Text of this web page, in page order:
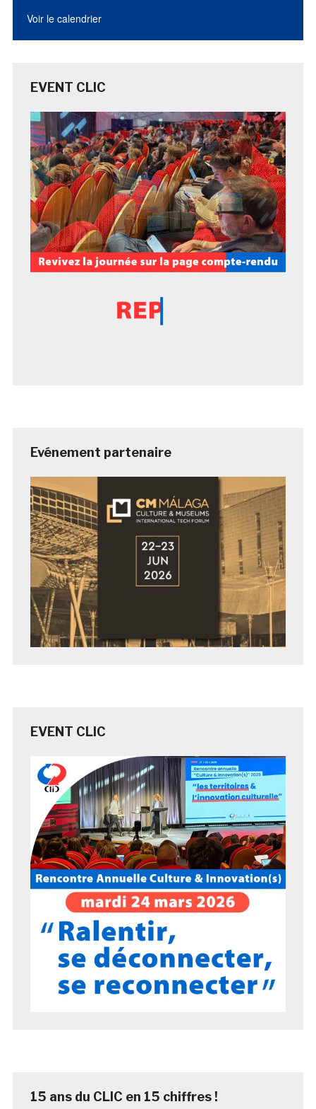
Voir le calendrier
EVENT CLIC
Evénement partenaire
EVENT CLIC
15 ans du CLIC en 15 chiffres !